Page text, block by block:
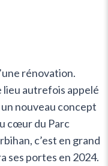
rénovation.
lieu autrefois appelé
un nouveau concept
cœur du Parc
c’est en grand
ses portes en 2024.